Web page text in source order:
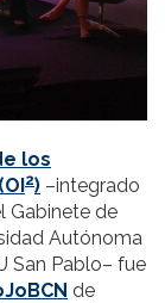
los
2) –integrado
Gabinete de
Autónoma
San Pablo– fue
de